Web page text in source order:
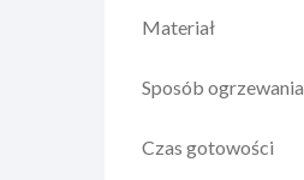
Materiał
Sposób ogrzewania
Czas gotowości